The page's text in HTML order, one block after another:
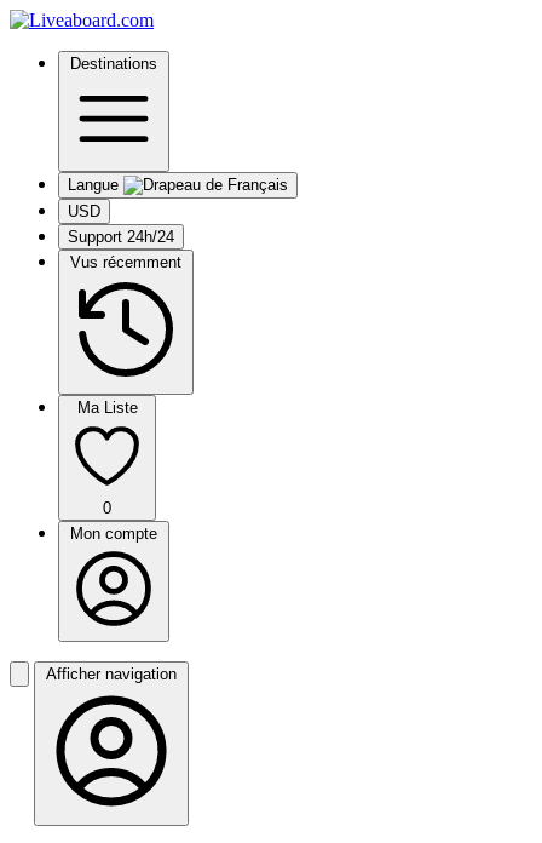
Destinations
Langue
USD
Support 24h/24
Vus récemment
Ma Liste
0
Mon compte
Afficher navigation